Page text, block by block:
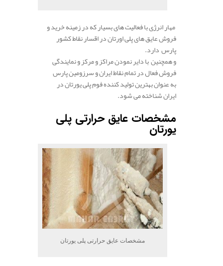
مهار انرژی با فعالیت های بسیار که در زمینه خرید و
فروش عایق های پلی اورتان در اقسار نقاط کشور
پارس دارد.
و همچنین با دایر نمودن مراکز و مرکز و نمایندگی
فروش فعال در تمام نقاط ایران و سرزومین پارس
به عنوان بهترین تولید کننده فوم پلی یورتان در
ایران شناخته می شود.
مشخصات عایق حرارتی پلی
یورتان
مشخصات عایق حرارتی پلی یورتان